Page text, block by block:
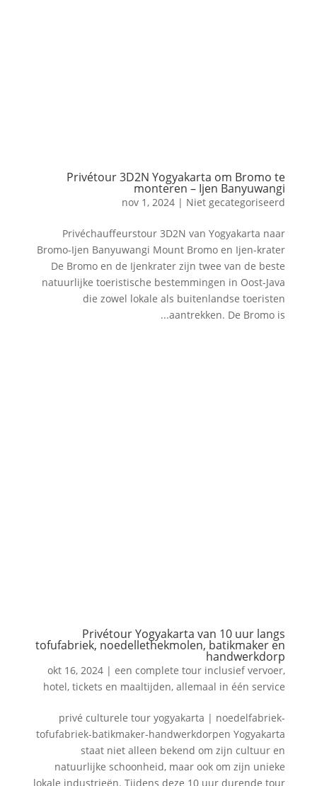
Privétour 3D2N Yogyakarta om Bromo te
monteren – Ijen Banyuwangi
nov 1, 2024 | Niet gecategoriseerd
Privéchauffeurstour 3D2N van Yogyakarta naar
Bromo-Ijen Banyuwangi Mount Bromo en Ijen-krater
De Bromo en de Ijenkrater zijn twee van de beste
natuurlijke toeristische bestemmingen in Oost-Java
die zowel lokale als buitenlandse toeristen
aantrekken. De Bromo is...
Privétour Yogyakarta van 10 uur langs
tofufabriek, noedellethekmolen, batikmaker en
handwerkdorp
okt 16, 2024 |een complete tour inclusief vervoer,
hotel, tickets en maaltijden, allemaal in één service
privé culturele tour yogyakarta | noedelfabriek-
tofufabriek-batikmaker-handwerkdorpen Yogyakarta
staat niet alleen bekend om zijn cultuur en
natuurlijke schoonheid, maar ook om zijn unieke
lokale industrieën. Tijdens deze 10 uur durende tour